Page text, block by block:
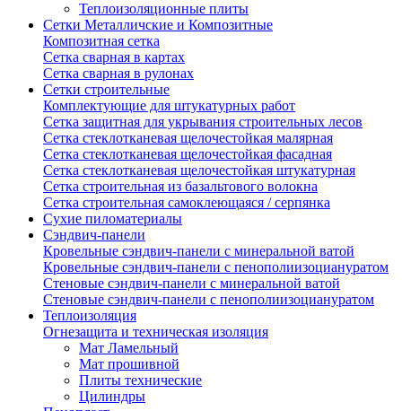
Теплоизоляционные плиты
Сетки Металличские и Композитные
Композитная сетка
Сетка сварная в картах
Сетка сварная в рулонах
Сетки строительные
Комплектующие для штукатурных работ
Сетка защитная для укрывания строительных лесов
Сетка стеклотканевая щелочестойкая малярная
Сетка стеклотканевая щелочестойкая фасадная
Сетка стеклотканевая щелочестойкая штукатурная
Сетка строительная из базальтового волокна
Сетка строительная самоклеющаяся / серпянка
Сухие пиломатериалы
Сэндвич-панели
Кровельные сэндвич-панели с минеральной ватой
Кровельные сэндвич-панели с пенополиизоциануратом
Стеновые сэндвич-панели с минеральной ватой
Стеновые сэндвич-панели с пенополиизоциануратом
Теплоизоляция
Огнезащита и техническая изоляция
Мат Ламельный
Мат прошивной
Плиты технические
Цилиндры